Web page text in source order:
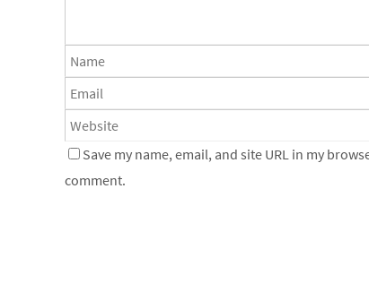
Save my name, email, and site URL in my
comment.